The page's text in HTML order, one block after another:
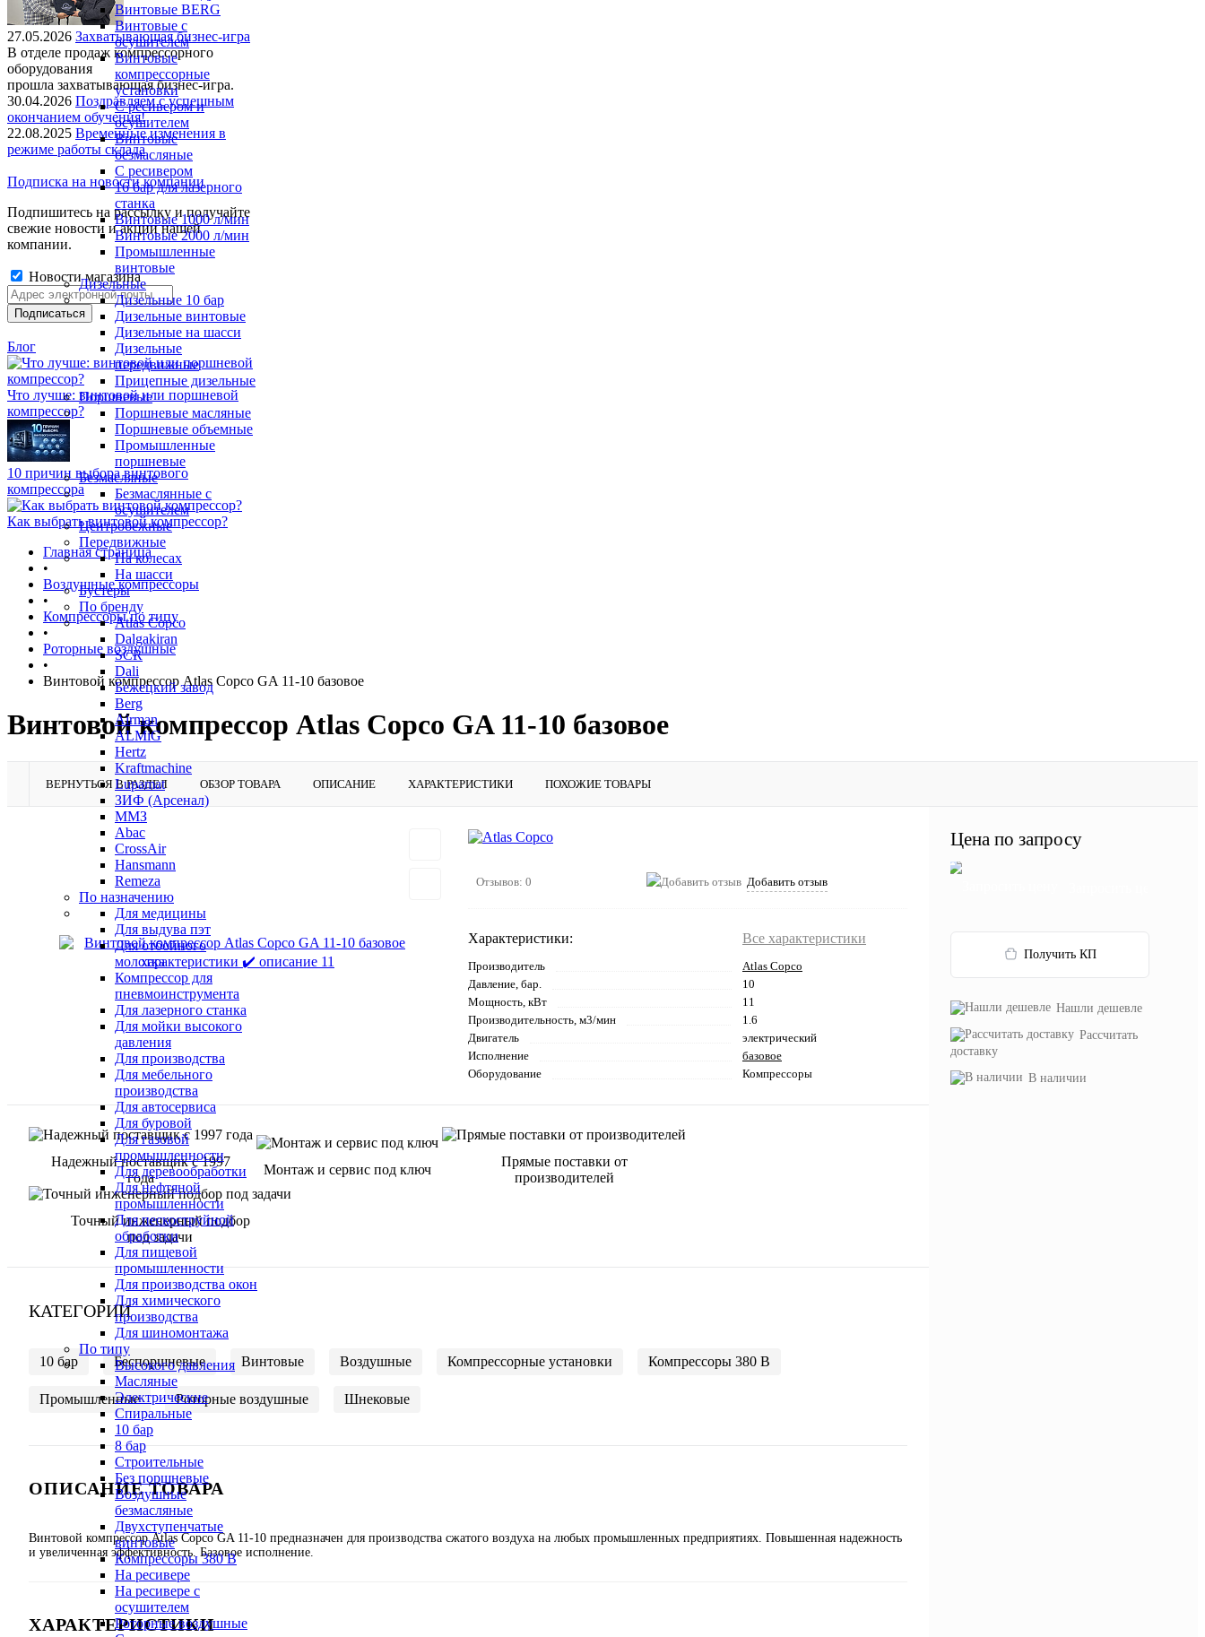
Винтовые BERG
Винтовые с
осушителем
Винтовые
компрессорные
установки
C ресивером и
осушителем
Винтовые
безмасляные
C ресивером
16 бар для лазерного
станка
Винтовые 1000 л/мин
Винтовые 2000 л/мин
Промышленные
винтовые
Дизельные
Дизельные 10 бар
Дизельные винтовые
Дизельные на шасси
Дизельные
передвижные
Прицепные дизельные
Поршневые
Поршневые масляные
Поршневые объемные
Промышленные
поршневые
Безмасляные
Безмаслянные с
осушителем
Центробежные
Передвижные
На колесах
На шасси
Бустеры
По бренду
Atlas Copco
Dalgakiran
SCR
Dali
Бежецкий завод
Berg
Airman
ALMiG
Hertz
Kraftmachine
Lupamat
ЗИФ (Арсенал)
ММЗ
Abac
CrossAir
Hansmann
Remeza
По назначению
Для медицины
Для выдува пэт
Для отбойного
молотка
Компрессор для
пневмоинструмента
Для лазерного станка
Для мойки высокого
давления
Для производства
Для мебельного
производства
Для автосервиса
Для буровой
Для газовой
промышленности
Для деревообработки
Для нефтяной
промышленности
Для пескоструйной
обработки
Для пищевой
промышленности
Для производства окон
Для химического
производства
Для шиномонтажа
По типу
Высокого давления
Масляные
Электрические
Спиральные
10 бар
8 бар
Cтроительные
Без поршневые
Воздушные
безмасляные
Двухступенчатые
винтовые
Компрессоры 380 В
На ресивере
На ресивере с
осушителем
Роторные воздушные
27.05.2026 Захватывающая бизнес-игра
В отделе продаж компрессорного
оборудования
прошла захватывающая бизнес-игра.
30.04.2026 Поздравляем с успешным
окончанием обучения!
22.08.2025 Временные изменения в
режиме работы склада
Подписка на новости компании
Подпишитесь на рассылку и получайте
свежие новости и акции нашей
компании.
Новости магазина
Блог
Что лучше: винтовой или поршневой
компрессор?
10 причин выбора винтового
компрессора
Как выбрать винтовой компрессор?
Главная страница
•
Воздушные компрессоры
•
Компрессоры по типу
•
Роторные воздушные
•
Винтовой компрессор Atlas Copco GA 11-10 базовое
Винтовой компрессор Atlas Copco GA 11-10 базовое
ВЕРНУТЬСЯ В РАЗДЕЛ ОБЗОР ТОВАРА ОПИСАНИЕ ХАРАКТЕРИСТИКИ ПОХОЖИЕ ТОВАРЫ
Отзывов: 0 Добавить отзыв
Характеристики: Все характеристики
Производитель
Atlas Copco
Давление, бар.
10
Мощность, кВт
11
Производительность, м3/мин
1.6
Двигатель
электрический
Исполнение
базовое
Оборудование
Компрессоры
Надежный поставщик с 1997
года
Монтаж и сервис под ключ
Прямые поставки от
производителей
Точный инженерный подбор
под задачи
КАТЕГОРИИ
10 бар Беспоршневые Винтовые Воздушные Компрессорные установки Компрессоры 380 В
Промышленные Роторные воздушные Шнековые
ОПИСАНИЕ ТОВАРА
Винтовой компрессор Atlas Copco GA 11-10 предназначен для производства сжатого воздуха на любых промышленных предприятиях. Повышенная надежность
и увеличенная эффективность. Базовое исполнение.
ХАРАКТЕРИСТИКИ
Цена по запросу
Получить КП
Нашли дешевле
Рассчитать
доставку
В наличии